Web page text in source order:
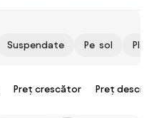
Suspendate Pe sol
Preț crescător Preț